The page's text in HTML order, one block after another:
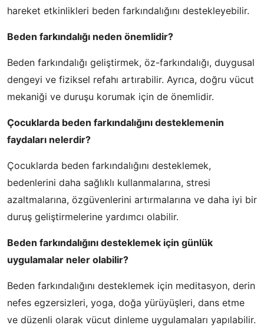
hareket etkinlikleri beden farkındalığını destekleyebilir.
Beden farkındalığı neden önemlidir?
Beden farkındalığı geliştirmek, öz-farkındalığı, duygusal
dengeyi ve fiziksel refahı artırabilir. Ayrıca, doğru vücut
mekaniği ve duruşu korumak için de önemlidir.
Çocuklarda beden farkındalığını desteklemenin
faydaları nelerdir?
Çocuklarda beden farkındalığını desteklemek,
bedenlerini daha sağlıklı kullanmalarına, stresi
azaltmalarına, özgüvenlerini artırmalarına ve daha iyi bir
duruş geliştirmelerine yardımcı olabilir.
Beden farkındalığını desteklemek için günlük
uygulamalar neler olabilir?
Beden farkındalığını desteklemek için meditasyon, derin
nefes egzersizleri, yoga, doğa yürüyüşleri, dans etme
ve düzenli olarak vücut dinleme uygulamaları yapılabilir.